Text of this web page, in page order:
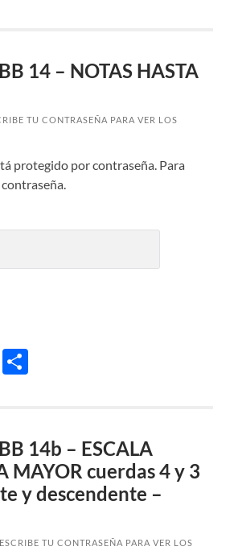
14 – NOTAS HASTA
TU CONTRASEÑA PARA VER LOS
protegido por contraseña. Para
Email
14b – ESCALA
MAYOR cuerdas 4 y 3
y descendente –
ESCRIBE TU CONTRASEÑA PARA VER LOS